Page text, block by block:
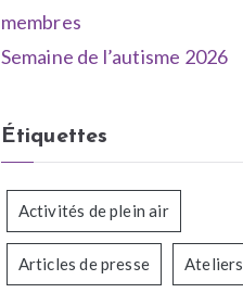
membres
Semaine de l’autisme 2026
Étiquettes
Activités de plein air
Articles de presse Ateliers